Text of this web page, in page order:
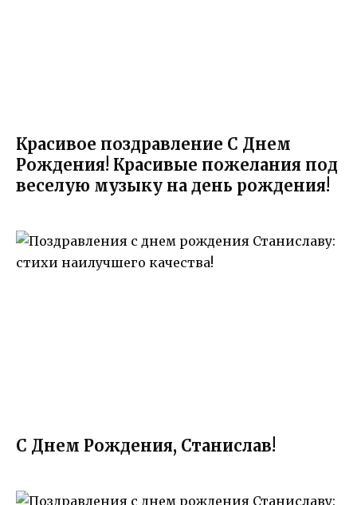
Красивое поздравление С Днем
Рождения! Красивые пожелания под
веселую музыку на день рождения!
С Днем Рождения, Станислав!